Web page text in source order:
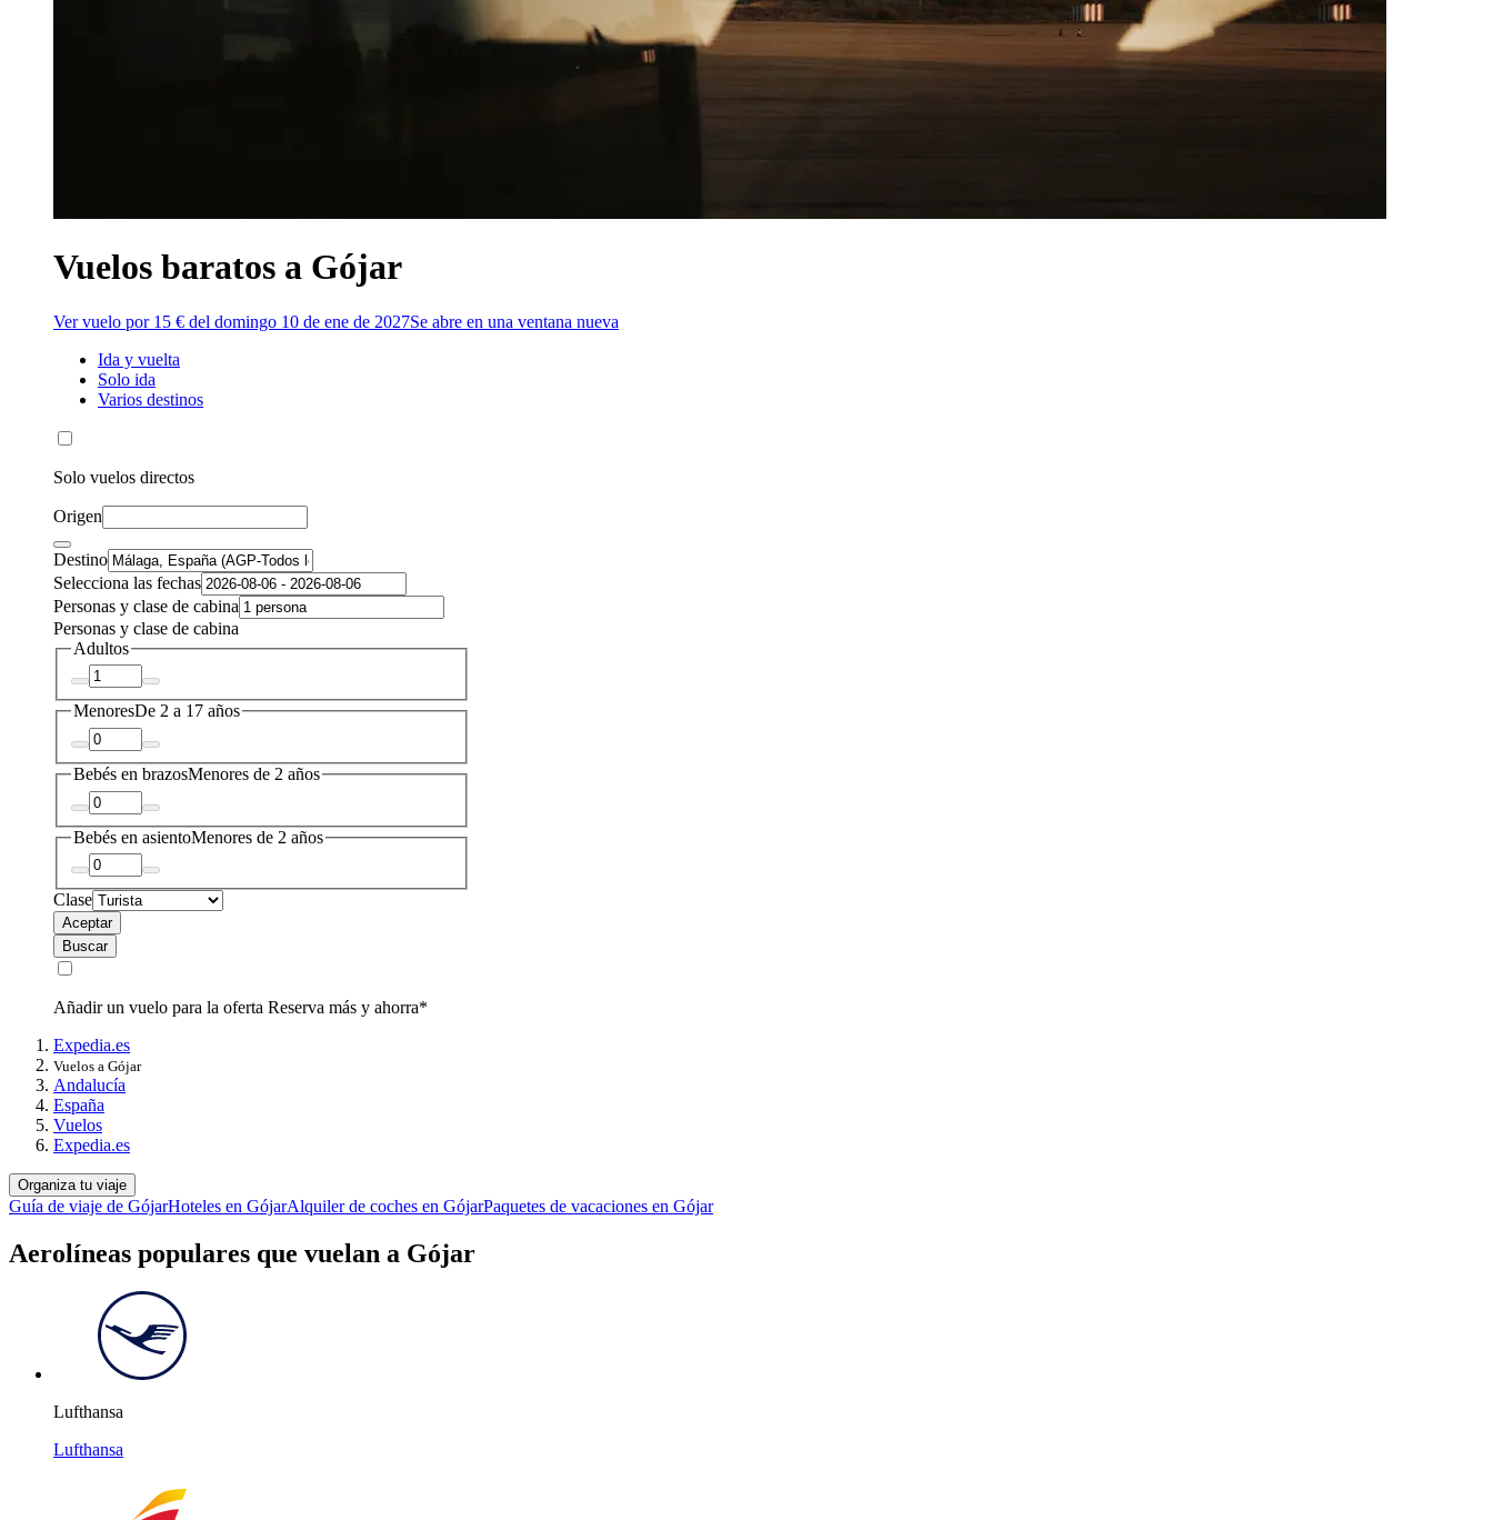
Vuelos baratos a Gójar
Ver vuelo por 15 € del domingo 10 de ene de 2027Se abre en una ventana nueva
Ida y vuelta
Solo ida
Varios destinos
Solo vuelos directos
Origen
Destino
Selecciona las fechas
Personas y clase de cabina
Personas y clase de cabina
Adultos
MenoresDe 2 a 17 años
Bebés en brazosMenores de 2 años
Bebés en asientoMenores de 2 años
Clase
Aceptar
Buscar
Añadir un vuelo para la oferta Reserva más y ahorra*
Expedia.es
Vuelos a Gójar
Andalucía
España
Vuelos
Expedia.es
Organiza tu viaje
Guía de viaje de GójarHoteles en GójarAlquiler de coches en GójarPaquetes de vacaciones en Gójar
Aerolíneas populares que vuelan a Gójar
Lufthansa
Lufthansa